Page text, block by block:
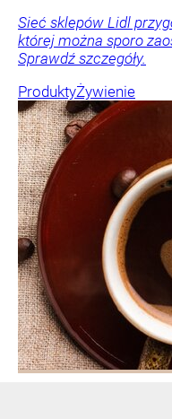
Sieć sklepów Lidl
której można sporo
Sprawdź szczegóły.
ProduktyŻywienie